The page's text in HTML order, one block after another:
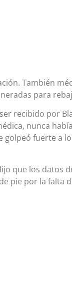
También
para
recibido por
nunca
fuerte a
que los datos
pie por la falta